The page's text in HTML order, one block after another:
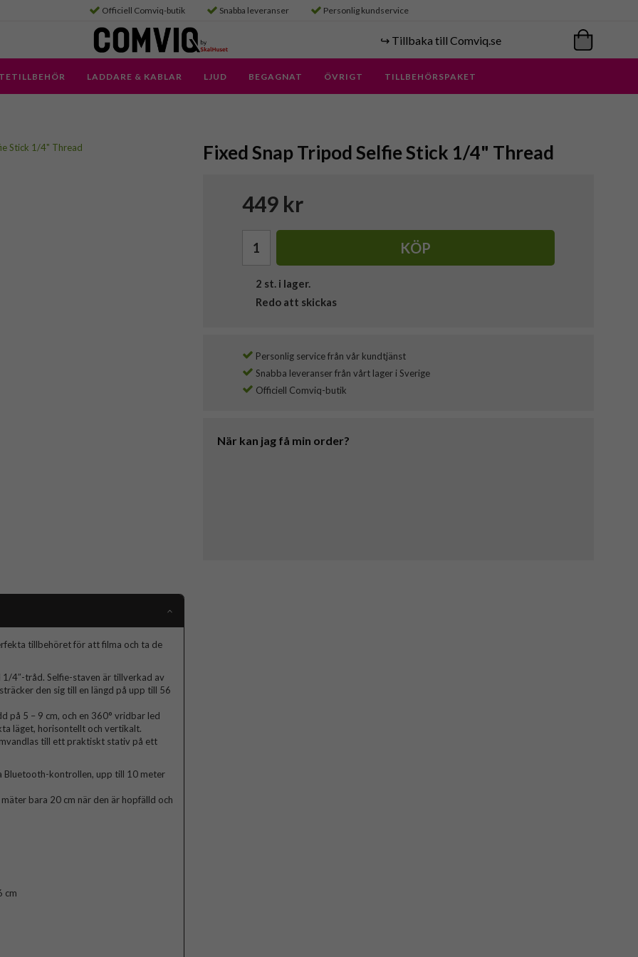
Officiell Comviq-butik Snabba leveranser Personlig kundservice
↪️ Tillbaka till Comviq.se
LADDARE & KABLAR LJUD BEGAGNAT ÖVRIGT TILLBEHÖRSPAKET
Fixed Snap Tripod Selfie Stick 1/4" Thread
449 kr
KÖP
2 st. i lager.
Redo att skickas
Personlig service från vår kundtjänst
Snabba leveranser från vårt lager i Sverige
Officiell Comviq-butik
När kan jag få min order?
tillbehöret för att filma och ta de
4″-tråd. Selfie-staven är tillverkad av
den sig till en längd på upp till 56
på 5 – 9 cm, och en 360° vridbar led
läget, horisontellt och vertikalt.
till ett praktiskt stativ på ett
Bluetooth-kontrollen, upp till 10 meter
bara 20 cm när den är hopfälld och
cm